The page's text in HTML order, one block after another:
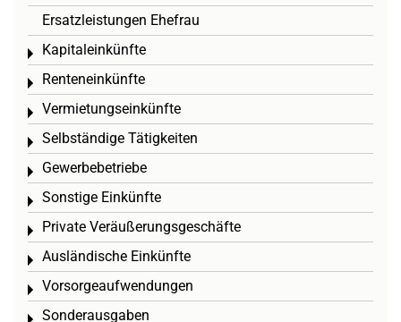
Ersatzleistungen Ehefrau
Kapitaleinkünfte
Toggle menu
Renteneinkünfte
Toggle menu
Vermietungseinkünfte
Toggle menu
Selbständige Tätigkeiten
Toggle menu
Gewerbebetriebe
Toggle menu
Sonstige Einkünfte
Toggle menu
Private Veräußerungsgeschäfte
Toggle menu
Ausländische Einkünfte
Toggle menu
Vorsorgeaufwendungen
Toggle menu
Sonderausgaben